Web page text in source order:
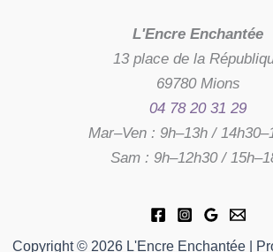
L'Encre Enchantée
13 place de la
69780 Mions
04 78 20 31 29
Mar–Ven : 9h–13h /
Sam : 9h–12h30 /
Copyright © 2026 L'Encre Enchantée |